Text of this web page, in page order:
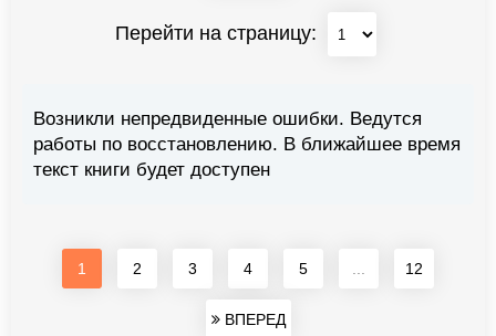
Перейти на страницу:
Возникли непредвиденные ошибки. Ведутся
работы по восстановлению. В ближайшее время
текст книги будет доступен
1 2 3 4 5 12
ВПЕРЕД